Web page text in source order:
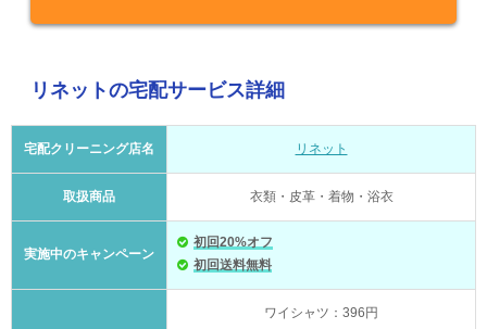
リネットの宅配サービス詳細
宅配クリーニング店名 リネット
取扱商品 衣類・皮革・着物・浴衣
実施中のキャンペーン
初回20%オフ
初回送料無料
ワイシャツ：396円